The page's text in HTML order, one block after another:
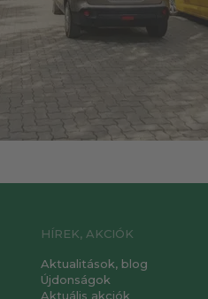
HÍREK, AKCIÓK
Aktualitások, blog
Újdonságok
Aktuális akciók